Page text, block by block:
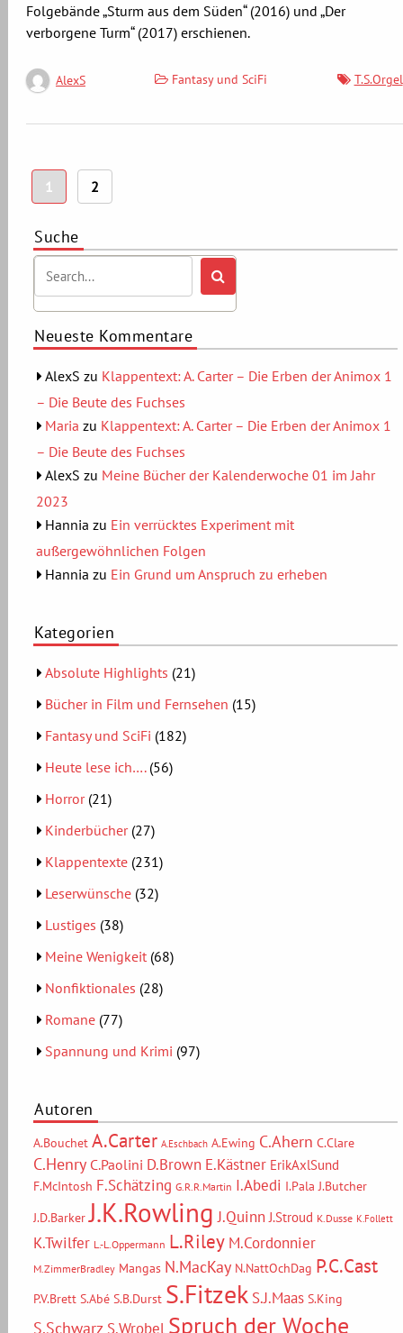
Folgebände „Sturm aus dem Süden“ (2016) und „Der
verborgene Turm“ (2017) erschienen.
AlexS Fantasy und SciFi T.S.Orgel
Seitennummerierung
der
1 2
Suche
Neueste Kommentare
AlexS zu Klappentext: A. Carter – Die Erben der Animox 1
– Die Beute des Fuchses
Maria zu Klappentext: A. Carter – Die Erben der Animox 1
– Die Beute des Fuchses
AlexS zu Meine Bücher der Kalenderwoche 01 im Jahr
2023
Hannia zu Ein verrücktes Experiment mit
außergewöhnlichen Folgen
Hannia zu Ein Grund um Anspruch zu erheben
Kategorien
Absolute Highlights (21)
Bücher in Film und Fernsehen (15)
Fantasy und SciFi (182)
Heute lese ich….(56)
Horror(21)
Kinderbücher(27)
Klappentexte (231)
Leserwünsche (32)
Lustiges (38)
Meine Wenigkeit (68)
Nonfiktionales (28)
Romane (77)
Spannung und Krimi (97)
Autoren
A.Bouchet A.Carter A.Eschbach A.Ewing C.Ahern C.Clare
C.Henry C.Paolini D.Brown E.Kästner ErikAxlSund
F.McIntosh F.Schätzing G.R.R.Martin I.Abedi I.Pala J.Butcher
J.D.Barker J.K.Rowling J.Quinn J.Stroud K.Dusse K.Follett
K.Twilfer L.-L.Oppermann L.Riley M.Cordonnier
M.ZimmerBradley Mangas N.MacKay N.NattOchDag P.C.Cast
P.V.Brett S.Abé S.B.Durst S.Fitzek S.J.Maas S.King
S.Schwarz S.Wrobel Spruch der Woche